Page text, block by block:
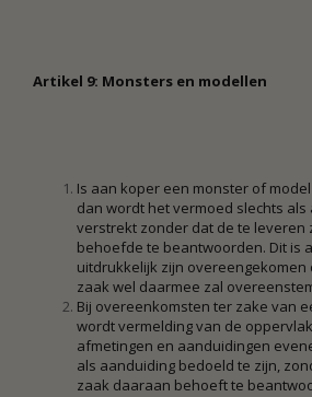
Artikel 9: Monsters en modellen
Is aan koper een monster of
dan wordt het vermoed slechts als
verstrekt zonder dat de te leveren
behoefde te beantwoorden. Dit is
uitdrukkelijk zijn overeengekomen
zaak wel daarmee zal
Bij overeenkomsten ter zake van
wordt vermelding van de
afmetingen en aanduidingen
als aanduiding bedoeld te zijn,
zaak daaraan behoeft te